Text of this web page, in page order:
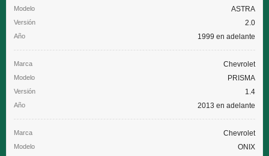
ASTRA
2.0
1999 en adelante
Chevrolet
PRISMA
1.4
2013 en adelante
Chevrolet
ONIX